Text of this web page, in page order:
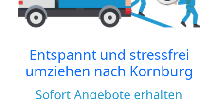
Entspannt und stressfrei
umziehen nach Kornburg
Sofort Angebote erhalten